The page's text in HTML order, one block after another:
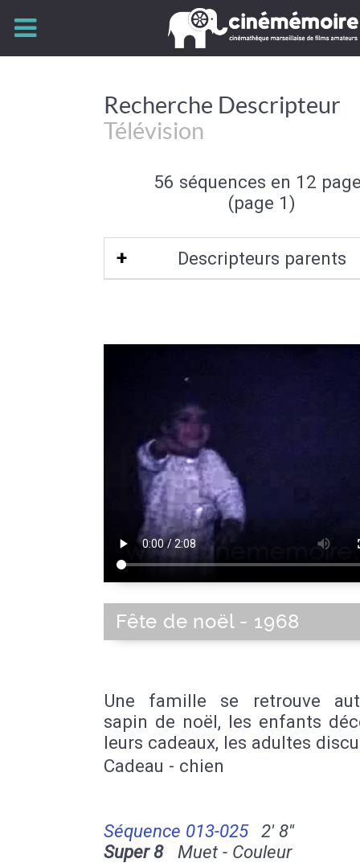
Recherche Descripteur
Télévision
56 séquences en 12
(page 1)
Descripteurs parents
Fête de noël - 1968
Une famille se retrouve
sapin de noël, les enfants
leurs cadeaux, les adultes
Cadeau - chien
Séquence 013-025
2' 8''
Super 8Muet - Couleur